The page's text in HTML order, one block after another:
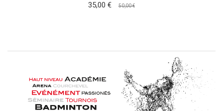
35,00 € 50,00 €